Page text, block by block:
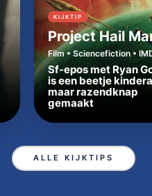
KIJKTIP
Project Hail
Film • Sciencefiction •
Sf-epos met Ryan
is een beetje
maar razendknap
gemaakt
ALLE KIJKTIPS